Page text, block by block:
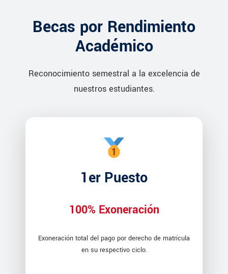
Becas por Rendimiento
Académico
Reconocimiento semestral a la excelencia de
nuestros estudiantes.
1er Puesto
100% Exoneración
Exoneración total del pago por derecho de matrícula
en su respectivo ciclo.